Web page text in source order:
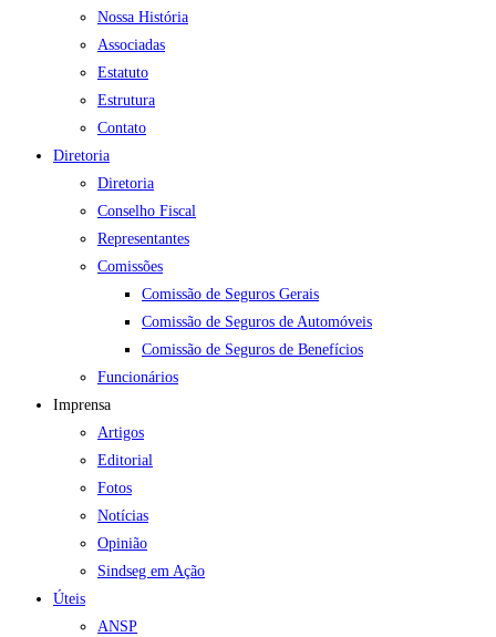
Nossa História
Associadas
Estatuto
Estrutura
Contato
Diretoria
Diretoria
Conselho Fiscal
Representantes
Comissões
Comissão de Seguros Gerais
Comissão de Seguros de Automóveis
Comissão de Seguros de Benefícios
Funcionários
Imprensa
Artigos
Editorial
Fotos
Notícias
Opinião
Sindseg em Ação
Úteis
ANSP